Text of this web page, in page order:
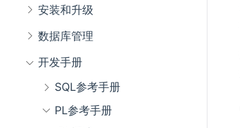
安装和升级
数据库管理
开发手册
SQL参考手册
PL参考手册